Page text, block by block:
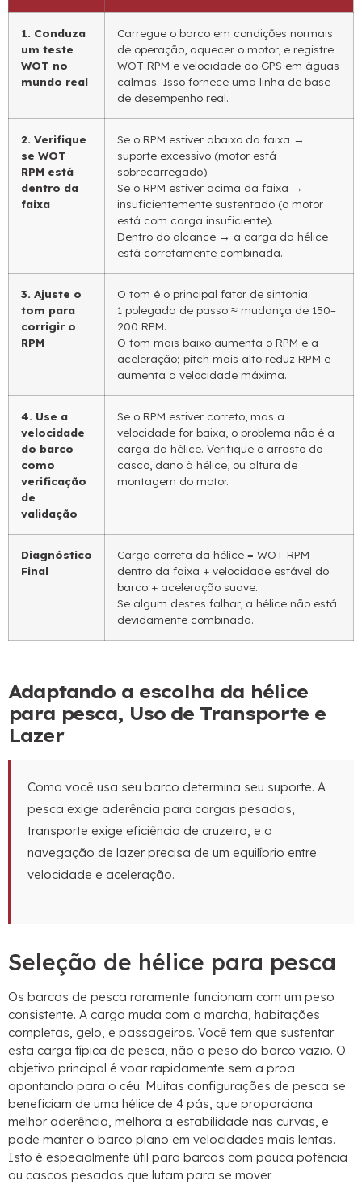
1. Conduza
um teste
WOT no
mundo real
Carregue o barco em condições normais
de operação, aquecer o motor, e registre
WOT RPM e velocidade do GPS em águas
calmas. Isso fornece uma linha de base
de desempenho real.
2. Verifique
se WOT
RPM está
dentro da
faixa
Se o RPM estiver abaixo da faixa →
suporte excessivo (motor está
sobrecarregado).
Se o RPM estiver acima da faixa →
insuficientemente sustentado (o motor
está com carga insuficiente).
Dentro do alcance → a carga da hélice
está corretamente combinada.
3. Ajuste o
tom para
corrigir o
RPM
O tom é o principal fator de sintonia.
1 polegada de passo ≈ mudança de 150–
200 RPM.
O tom mais baixo aumenta o RPM e a
aceleração; pitch mais alto reduz RPM e
aumenta a velocidade máxima.
4. Use a
velocidade
do barco
como
verificação
de
validação
Se o RPM estiver correto, mas a
velocidade for baixa, o problema não é a
carga da hélice. Verifique o arrasto do
casco, dano à hélice, ou altura de
montagem do motor.
Diagnóstico
Final
Carga correta da hélice = WOT RPM
dentro da faixa + velocidade estável do
barco + aceleração suave.
Se algum destes falhar, a hélice não está
devidamente combinada.
Adaptando a escolha da hélice
para pesca, Uso de Transporte e
Lazer
Como você usa seu barco determina seu suporte. A
pesca exige aderência para cargas pesadas,
transporte exige eficiência de cruzeiro, e a
navegação de lazer precisa de um equilíbrio entre
velocidade e aceleração.
Seleção de hélice para pesca
Os barcos de pesca raramente funcionam com um peso
consistente. A carga muda com a marcha, habitações
completas, gelo, e passageiros. Você tem que sustentar
esta carga típica de pesca, não o peso do barco vazio. O
objetivo principal é voar rapidamente sem a proa
apontando para o céu. Muitas configurações de pesca se
beneficiam de uma hélice de 4 pás, que proporciona
melhor aderência, melhora a estabilidade nas curvas, e
pode manter o barco plano em velocidades mais lentas.
Isto é especialmente útil para barcos com pouca potência
ou cascos pesados ​​que lutam para se mover.